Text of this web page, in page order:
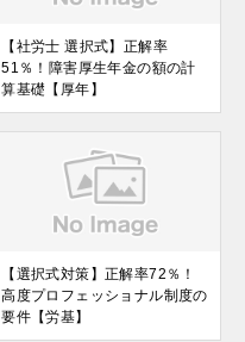
【社労士 選択式】正解率
51％！障害厚生年金の額の計
算基礎【厚年】
【選択式対策】正解率72％！
高度プロフェッショナル制度の
要件【労基】